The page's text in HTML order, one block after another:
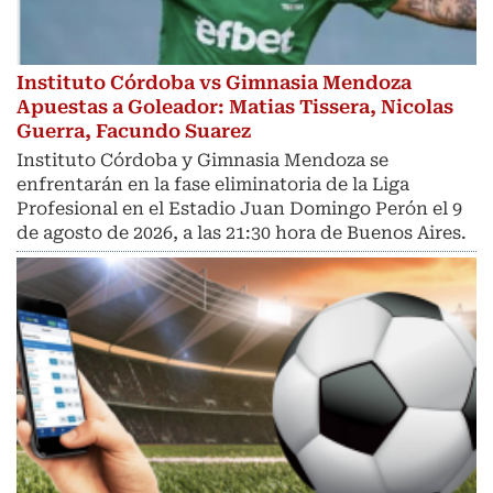
Instituto Córdoba vs Gimnasia Mendoza
Apuestas a Goleador: Matias Tissera, Nicolas
Guerra, Facundo Suarez
Instituto Córdoba y Gimnasia Mendoza se
enfrentarán en la fase eliminatoria de la Liga
Profesional en el Estadio Juan Domingo Perón el 9
de agosto de 2026, a las 21:30 hora de Buenos Aires.